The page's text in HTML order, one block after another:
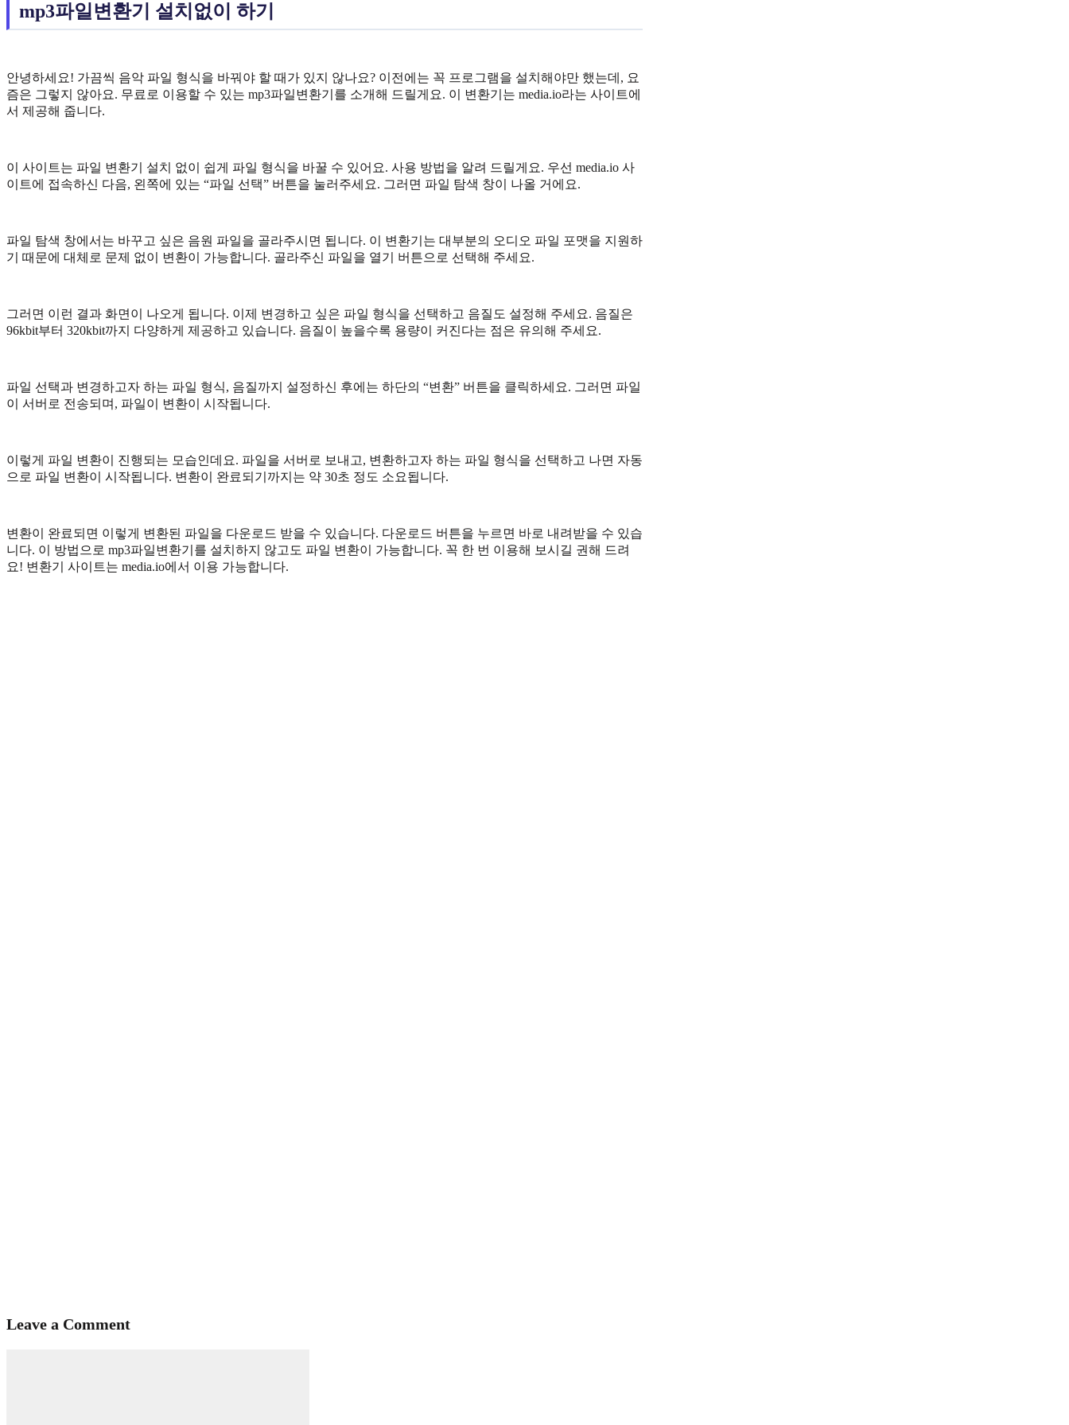
mp3파일변환기 설치없이 하기
안녕하세요! 가끔씩 음악 파일 형식을 바꿔야 할 때가 있지 않나요? 이전에는 꼭 프로그램을 설치해야만 했는데, 요
즘은 그렇지 않아요. 무료로 이용할 수 있는 mp3파일변환기를 소개해 드릴게요. 이 변환기는 media.io라는 사이트에
서 제공해 줍니다.
이 사이트는 파일 변환기 설치 없이 쉽게 파일 형식을 바꿀 수 있어요. 사용 방법을 알려 드릴게요. 우선 media.io 사
이트에 접속하신 다음, 왼쪽에 있는 “파일 선택” 버튼을 눌러주세요. 그러면 파일 탐색 창이 나올 거에요.
파일 탐색 창에서는 바꾸고 싶은 음원 파일을 골라주시면 됩니다. 이 변환기는 대부분의 오디오 파일 포맷을 지원하
기 때문에 대체로 문제 없이 변환이 가능합니다. 골라주신 파일을 열기 버튼으로 선택해 주세요.
그러면 이런 결과 화면이 나오게 됩니다. 이제 변경하고 싶은 파일 형식을 선택하고 음질도 설정해 주세요. 음질은
96kbit부터 320kbit까지 다양하게 제공하고 있습니다. 음질이 높을수록 용량이 커진다는 점은 유의해 주세요.
파일 선택과 변경하고자 하는 파일 형식, 음질까지 설정하신 후에는 하단의 “변환” 버튼을 클릭하세요. 그러면 파일
이 서버로 전송되며, 파일이 변환이 시작됩니다.
이렇게 파일 변환이 진행되는 모습인데요. 파일을 서버로 보내고, 변환하고자 하는 파일 형식을 선택하고 나면 자동
으로 파일 변환이 시작됩니다. 변환이 완료되기까지는 약 30초 정도 소요됩니다.
변환이 완료되면 이렇게 변환된 파일을 다운로드 받을 수 있습니다. 다운로드 버튼을 누르면 바로 내려받을 수 있습
니다. 이 방법으로 mp3파일변환기를 설치하지 않고도 파일 변환이 가능합니다. 꼭 한 번 이용해 보시길 권해 드려
요! 변환기 사이트는 media.io에서 이용 가능합니다.
Leave a Comment